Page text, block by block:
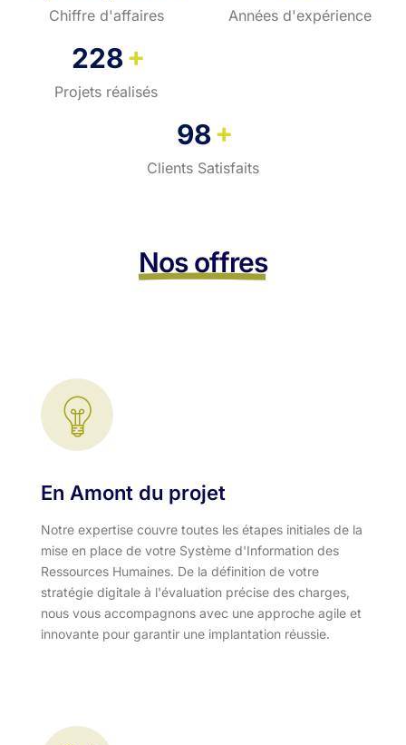
Chiffre d'affaires Années d'expérience
228+
Projets réalisés
98+
Clients Satisfaits
Nos offres
En Amont du projet
Notre expertise couvre toutes les étapes initiales de la
mise en place de votre Système d'Information des
Ressources Humaines. De la définition de votre
stratégie digitale à l'évaluation précise des charges,
nous vous accompagnons avec une approche agile et
innovante pour garantir une implantation réussie.